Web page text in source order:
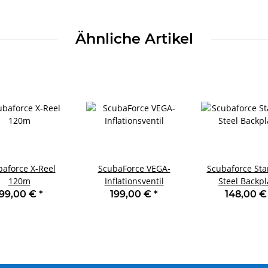
Ähnliche Artikel
X-Reel
120m
€ *
ScubaForce VEGA-
Inflationsventil
199,00 € *
Scubaforce
Steel
148,00 €